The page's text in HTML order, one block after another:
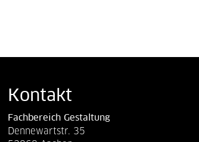
Kontakt
Fachbereich Gestaltung
Dennewartstr. 35